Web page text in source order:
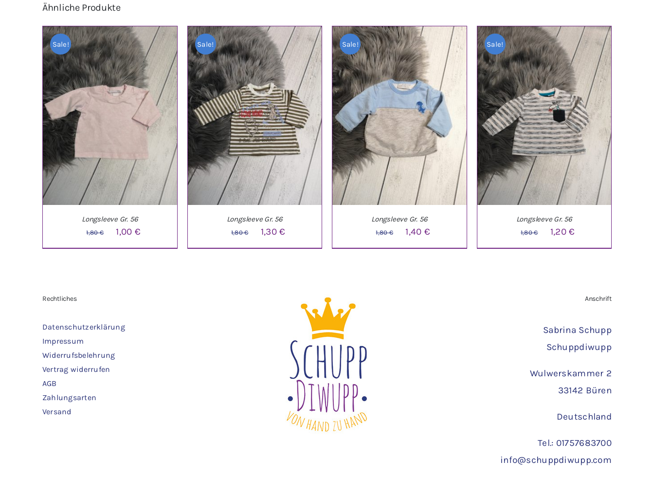
Ähnliche Produkte
Sale!
IN DEN WARENKORB
Longsleeve Gr. 56
1,80€
Ursprünglicher
Preis
1,00 €
Preis
Sale!
Longsleeve Gr. 56
1,80€
Ursprünglicher
Preis
1,30€
Preis
Sale!
Longsleeve Gr. 56
1,80€
Ursprünglicher
Preis
1,40 €
Preis
Sale!
DETAILS
Longsleeve Gr. 56
1,80€
Ursprünglicher
Preis
1,20€
Preis
Rechtliches
Datenschutzerklärung
Impressum
Widerrufsbelehrung
Vertrag widerrufen
AGB
Zahlungsarten
Versand
Anschrift
Sabrina Schupp
Schuppdiwupp
Wulwerskammer 2
33142 Büren
Deutschland
Tel.: 01757683700
info@schuppdiwupp.com